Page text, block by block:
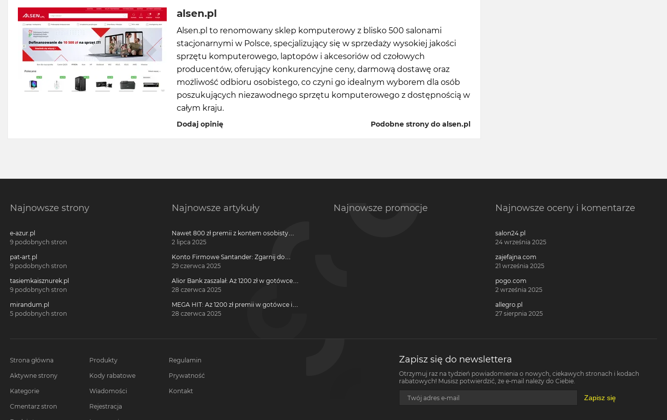
alsen.pl
Alsen.pl to renomowany sklep komputerowy z blisko 500 salonami
stacjonarnymi w Polsce, specjalizujący się w sprzedaży wysokiej jakości
sprzętu komputerowego, laptopów i akcesoriów od czołowych
producentów, oferujący konkurencyjne ceny, darmową dostawę oraz
możliwość odbioru osobistego, co czyni go idealnym wyborem dla osób
poszukujących niezawodnego sprzętu komputerowego z dostępnością w
całym kraju.
Dodaj opinię Podobne strony do alsen.pl
Najnowsze strony
e-azur.pl
9 podobnych stron
pat-art.pl
9 podobnych stron
tasiemkaisznurek.pl
9 podobnych stron
mirandum.pl
5 podobnych stron
Najnowsze artykuły
Nawet 800 zł premii z kontem osobistym
Millennium 360°!
2 lipca 2025
Konto Firmowe Santander: Zgarnij do
2700 zł w promocji
29 czerwca 2025
Alior Bank zaszalał: Aż 1200 zł w gotówce i
voucherach za otwarcie darmowego
28 czerwca 2025
MEGA HIT: Aż 1200 zł premii w gotówce i
voucherach za darmową kartę kredytową
28 czerwca 2025
Najnowsze promocje Najnowsze oceny i komentarze
salon24.pl
24 września 2025
zajefajna.com
21 września 2025
pogo.com
2 września 2025
allegro.pl
27 sierpnia 2025
Strona główna
Aktywne strony
Kategorie
Cmentarz stron
Produkty
Kody rabatowe
Wiadomości
Rejestracja
Regulamin
Prywatność
Kontakt
Zapisz się do newslettera
Otrzymuj raz na tydzień powiadomienia o nowych, ciekawych stronach i kodach
rabatowych! Musisz potwierdzić, że e-mail należy do Ciebie.
Twój adres e-mail Zapisz się